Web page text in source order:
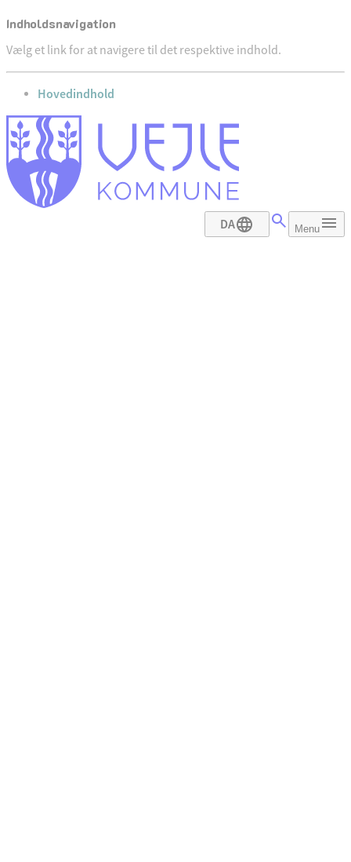
Indholdsnavigation
Vælg et link for at navigere til det respektive indhold.
gå til
Hovedindhold
DA Menu